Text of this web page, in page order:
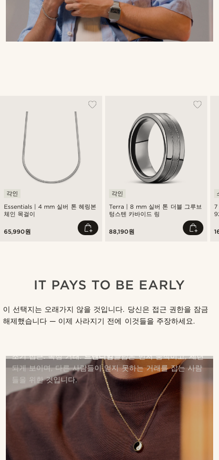
Essentials | 4 mm 실버 톤 헤링본
체인 목걸이
각인
65,990원
Terra | 8 mm 실버 톤 더블 그루브
텅스텐 카바이드 링
각인
88,190원
IT PAYS TO BE EARLY
이 선택지는 오래가지 않을 것입니다. 당신은 접근 권한을 잠금
해제했습니다 — 이제 사라지기 전에 이것들을 주장하세요.
조기 접근. 독점 거래.트렌디임클럽은 먼저 움직이고, 세련
되게 보이며, 다른 사람들이 얻지 못하는 거래를 잡는 사람
들을 위한 것입니다.